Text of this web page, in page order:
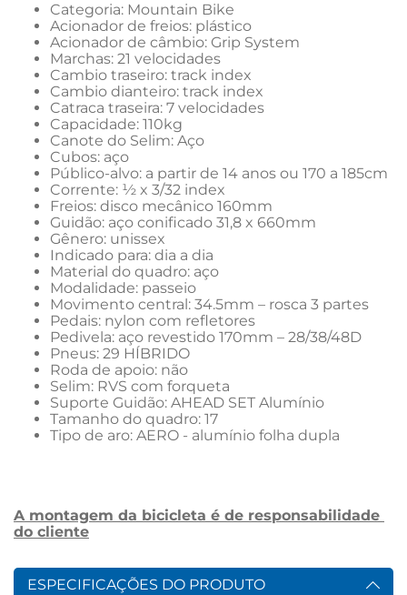
Categoria: Mountain Bike
Acionador de freios: plástico
Acionador de câmbio: Grip System
Marchas: 21 velocidades
Cambio traseiro: track index
Cambio dianteiro: track index
Catraca traseira: 7 velocidades
Capacidade: 110kg
Canote do Selim: Aço
Cubos: aço
Público-alvo: a partir de 14 anos ou 170 a 185cm
Corrente: ½ x 3/32 index
Freios: disco mecânico 160mm
Guidão: aço conificado 31,8 x 660mm
Gênero: unissex
Indicado para: dia a dia
Material do quadro: aço
Modalidade: passeio
Movimento central: 34.5mm – rosca 3 partes
Pedais: nylon com refletores
Pedivela: aço revestido 170mm – 28/38/48D
Pneus: 29 HÍBRIDO
Roda de apoio: não
Selim: RVS com forqueta
Suporte Guidão: AHEAD SET Alumínio
Tamanho do quadro: 17
Tipo de aro: AERO - alumínio folha dupla
A montagem da bicicleta é de responsabilidade
do cliente
ESPECIFICAÇÕES DO PRODUTO